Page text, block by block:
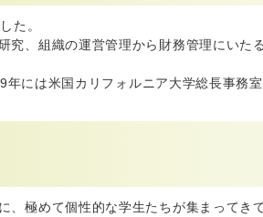
た。
、組織の運営管理から財務管理にいた
には米国カリフォルニア大学総長事務
、極めて個性的な学生たちが集まってき